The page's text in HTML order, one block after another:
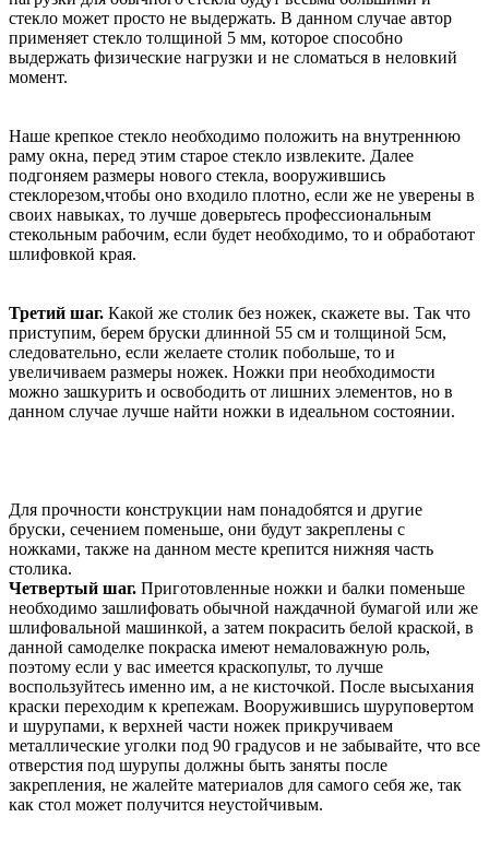
стекло может просто не выдержать. В данном случае автор
применяет стекло толщиной 5 мм, которое способно
выдержать физические нагрузки и не сломаться в неловкий
момент.
Наше крепкое стекло необходимо положить на внутреннюю
раму окна, перед этим старое стекло извлеките. Далее
подгоняем размеры нового стекла, вооружившись
стеклорезом,чтобы оно входило плотно, если же не уверены в
своих навыках, то лучше доверьтесь профессиональным
стекольным рабочим, если будет необходимо, то и обработают
шлифовкой края.
Третий шаг. Какой же столик без ножек, скажете вы. Так что
приступим, берем бруски длинной 55 см и толщиной 5см,
следовательно, если желаете столик побольше, то и
увеличиваем размеры ножек. Ножки при необходимости
можно зашкурить и освободить от лишних элементов, но в
данном случае лучше найти ножки в идеальном состоянии.
Для прочности конструкции нам понадобятся и другие
бруски, сечением поменьше, они будут закреплены с
ножками, также на данном месте крепится нижняя часть
столика.
Четвертый шаг. Приготовленные ножки и балки поменьше
необходимо зашлифовать обычной наждачной бумагой или же
шлифовальной машинкой, а затем покрасить белой краской, в
данной самоделке покраска имеют немаловажную роль,
поэтому если у вас имеется краскопульт, то лучше
воспользуйтесь именно им, а не кисточкой. После высыхания
краски переходим к крепежам. Вооружившись шуруповертом
и шурупами, к верхней части ножек прикручиваем
металлические уголки под 90 градусов и не забывайте, что все
отверстия под шурупы должны быть заняты после
закрепления, не жалейте материалов для самого себя же, так
как стол может получится неустойчивым.